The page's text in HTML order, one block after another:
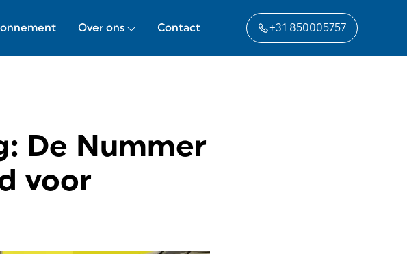
Over ons Contact +31 850005757
De Nummer
voor